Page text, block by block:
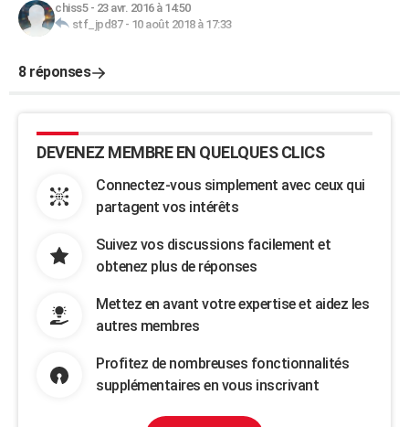
chiss5- 23 avr. 2016 à 14:50
stf_jpd87- 10 août 2018 à 17:33
8 réponses
DEVENEZ MEMBRE EN QUELQUES CLICS
Connectez-vous simplement avec ceux qui
partagent vos intérêts
Suivez vos discussions facilement et
obtenez plus de réponses
Mettez en avant votre expertise et aidez les
autres membres
Profitez de nombreuses fonctionnalités
supplémentaires en vous inscrivant